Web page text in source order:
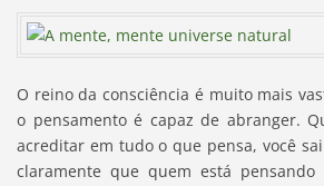
O reino da consciência é muito mais
o pensamento é capaz de abranger.
acreditar em tudo o que pensa, você
claramente que quem está